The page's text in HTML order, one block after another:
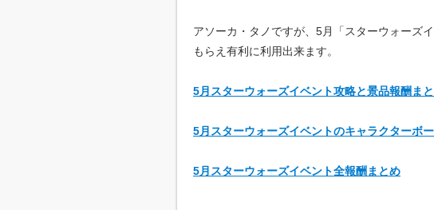
アソーカ・タノですが、5月「スターウォーズ
もらえ有利に利用出来ます。
5月スターウォーズイベント攻略と景品報酬ま
5月スターウォーズイベントのキャラクターボ
5月スターウォーズイベント全報酬まとめ